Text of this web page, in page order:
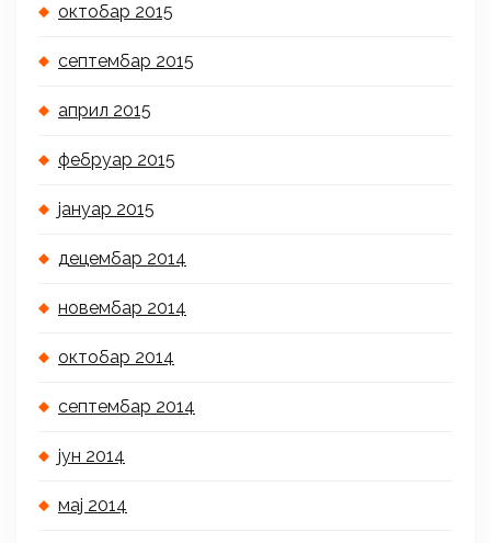
октобар 2015
септембар 2015
април 2015
фебруар 2015
јануар 2015
децембар 2014
новембар 2014
октобар 2014
септембар 2014
јун 2014
мај 2014